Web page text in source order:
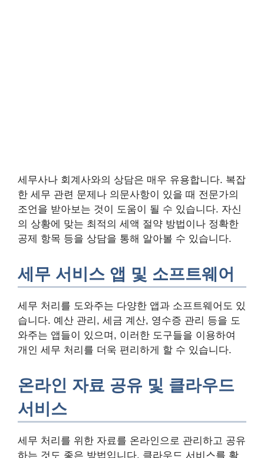
세무사나 회계사와의 상담은 매우 유용합니다. 복잡
한 세무 관련 문제나 의문사항이 있을 때 전문가의
조언을 받아보는 것이 도움이 될 수 있습니다. 자신
의 상황에 맞는 최적의 세액 절약 방법이나 정확한
공제 항목 등을 상담을 통해 알아볼 수 있습니다.
세무 서비스 앱 및 소프트웨어
세무 처리를 도와주는 다양한 앱과 소프트웨어도 있
습니다. 예산 관리, 세금 계산, 영수증 관리 등을 도
와주는 앱들이 있으며, 이러한 도구들을 이용하여
개인 세무 처리를 더욱 편리하게 할 수 있습니다.
온라인 자료 공유 및 클라우드
서비스
세무 처리를 위한 자료를 온라인으로 관리하고 공유
하는 것도 좋은 방법입니다. 클라우드 서비스를 활